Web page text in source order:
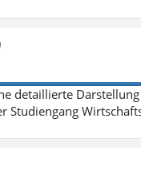
detaillierte
Studiengang